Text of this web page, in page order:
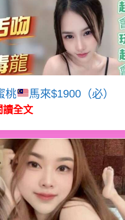
桃 馬來$1900（必）
讀全文